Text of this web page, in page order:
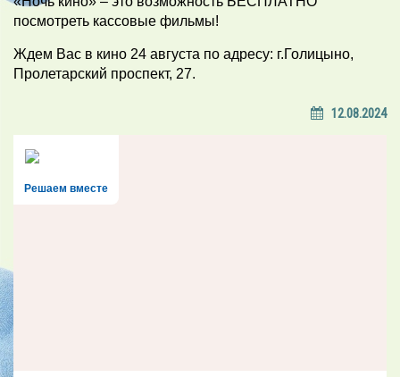
посмотреть кассовые фильмы!
Ждем Вас в кино 24 августа по адресу: г.Голицыно,
Пролетарский проспект, 27.
12.08.2024
Решаем вместе